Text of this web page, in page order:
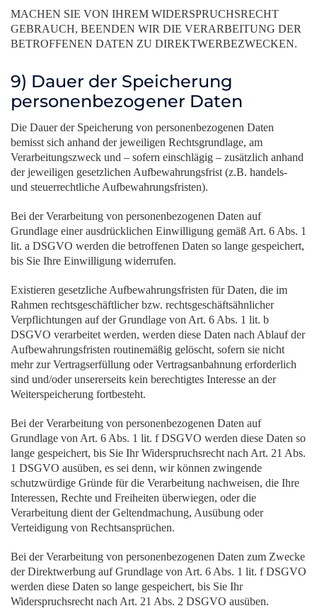
MACHEN SIE VON IHREM WIDERSPRUCHSRECHT
GEBRAUCH, BEENDEN WIR DIE VERARBEITUNG DER
BETROFFENEN DATEN ZU DIREKTWERBEZWECKEN.
9) Dauer der Speicherung
personenbezogener Daten
Die Dauer der Speicherung von personenbezogenen Daten
bemisst sich anhand der jeweiligen Rechtsgrundlage, am
Verarbeitungszweck und – sofern einschlägig – zusätzlich anhand
der jeweiligen gesetzlichen Aufbewahrungsfrist (z.B. handels-
und steuerrechtliche Aufbewahrungsfristen).
Bei der Verarbeitung von personenbezogenen Daten auf
Grundlage einer ausdrücklichen Einwilligung gemäß Art. 6 Abs. 1
lit. a DSGVO werden die betroffenen Daten so lange gespeichert,
bis Sie Ihre Einwilligung widerrufen.
Existieren gesetzliche Aufbewahrungsfristen für Daten, die im
Rahmen rechtsgeschäftlicher bzw. rechtsgeschäftsähnlicher
Verpflichtungen auf der Grundlage von Art. 6 Abs. 1 lit. b
DSGVO verarbeitet werden, werden diese Daten nach Ablauf der
Aufbewahrungsfristen routinemäßig gelöscht, sofern sie nicht
mehr zur Vertragserfüllung oder Vertragsanbahnung erforderlich
sind und/oder unsererseits kein berechtigtes Interesse an der
Weiterspeicherung fortbesteht.
Bei der Verarbeitung von personenbezogenen Daten auf
Grundlage von Art. 6 Abs. 1 lit. f DSGVO werden diese Daten so
lange gespeichert, bis Sie Ihr Widerspruchsrecht nach Art. 21 Abs.
1 DSGVO ausüben, es sei denn, wir können zwingende
schutzwürdige Gründe für die Verarbeitung nachweisen, die Ihre
Interessen, Rechte und Freiheiten überwiegen, oder die
Verarbeitung dient der Geltendmachung, Ausübung oder
Verteidigung von Rechtsansprüchen.
Bei der Verarbeitung von personenbezogenen Daten zum Zwecke
der Direktwerbung auf Grundlage von Art. 6 Abs. 1 lit. f DSGVO
werden diese Daten so lange gespeichert, bis Sie Ihr
Widerspruchsrecht nach Art. 21 Abs. 2 DSGVO ausüben.